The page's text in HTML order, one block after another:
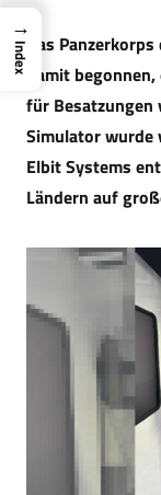
Das
damit
für Besatzungen
Simulator wurde
Elbit Systems
Ländern auf
→
Index